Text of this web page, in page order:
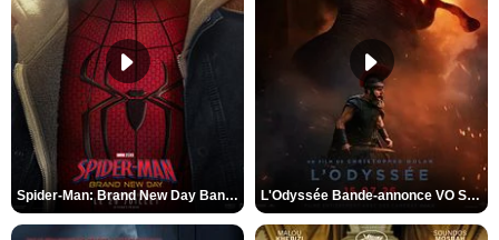
Spider-Man: Brand New Day Bande-annonce VO STFR L'Odyssée Bande-annonce VO STFR